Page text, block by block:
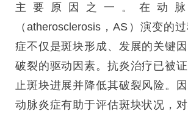
主要原因之一。在动
（atherosclerosis，AS）演变的
症不仅是斑块形成、发展的关键
破裂的驱动因素。抗炎治疗已被
止斑块进展并降低其破裂风险。
动脉炎症有助于评估斑块状况，